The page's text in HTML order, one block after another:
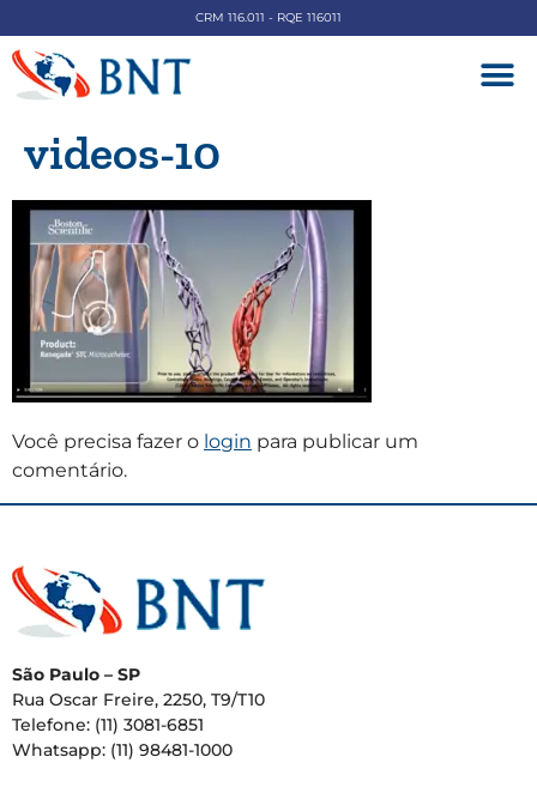
CRM 116.011 - RQE 116011
videos-10
Você precisa fazer o login para publicar um
comentário.
São Paulo – SP
Rua Oscar Freire, 2250, T9/T10
Telefone: (11) 3081-6851
Whatsapp: (11) 98481-1000